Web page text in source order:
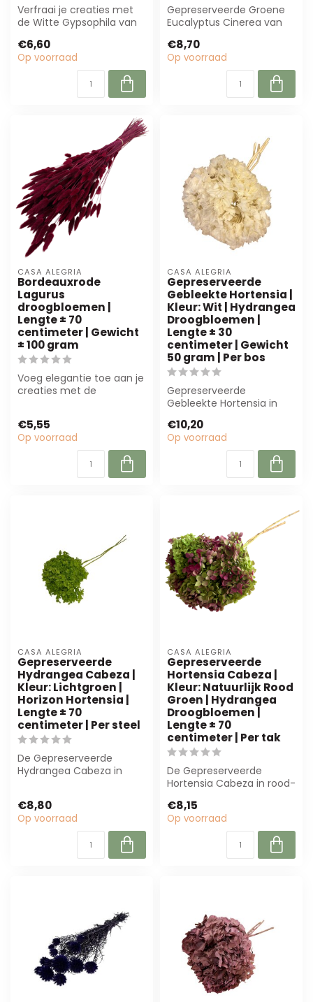
Verfraai je creaties met
de Witte Gypsophila van
duurzame dro...
€6,60
Op voorraad
Gepreserveerde Groene
Eucalyptus Cinerea van
bloemisten en i...
€8,70
Op voorraad
CASA ALEGRIA
Bordeauxrode
Lagurus
droogbloemen |
Lengte ± 70
centimeter | Gewicht
± 100 gram
Voeg elegantie toe aan je
creaties met de
€5,55
Op voorraad
CASA ALEGRIA
Gepreserveerde
Gebleekte Hortensia |
Kleur: Wit | Hydrangea
Droogbloemen |
Lengte ± 30
centimeter | Gewicht
50 gram | Per bos
Gepreserveerde
Gebleekte Hortensia in
zwaar. Perfect v...
€10,20
Op voorraad
CASA ALEGRIA
Gepreserveerde
Hydrangea Cabeza |
Kleur: Lichtgroen |
Horizon Hortensia |
Lengte ± 70
centimeter | Per steel
De Gepreserveerde
Hydrangea Cabeza in
€8,80
Op voorraad
CASA ALEGRIA
Gepreserveerde
Hortensia Cabeza |
Kleur: Natuurlijk Rood
Groen | Hydrangea
Droogbloemen |
Lengte ± 70
centimeter | Per tak
De Gepreserveerde
Hortensia Cabeza in rood-
schoonheid voor ...
€8,15
Op voorraad